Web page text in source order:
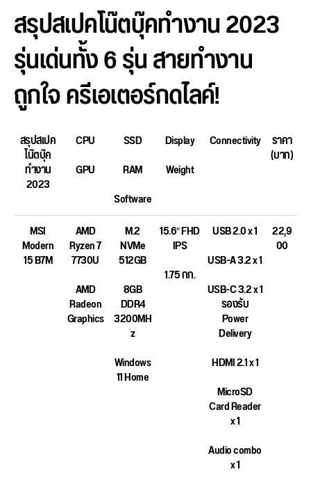
สรุปสเปคโน๊ตบุ๊คทำงาน 2023
รุ่นเด่นทั้ง 6 รุ่น สายทำงาน
ถูกใจ ครีเอเตอร์กดไลค์!
สรุปสเปค
โน๊ตบุ๊ค
ทำงาน
2023
CPU
GPU
SSD
RAM
Software
Display
Weight
Connectivity ราคา
(บาท)
MSI
Modern
15 B7M
AMD
Ryzen 7
7730U
AMD
Radeon
Graphics
M.2
NVMe
512GB
8GB
DDR4
3200MH
z
Windows
11 Home
15.6″ FHD
IPS
1.75 กก.
USB 2.0 x 1
USB-A 3.2 x 1
USB-C 3.2 x 1
รองรับ
Power
Delivery
HDMI 2.1 x 1
MicroSD
Card Reader
x 1
Audio combo
x 1
22,9
00